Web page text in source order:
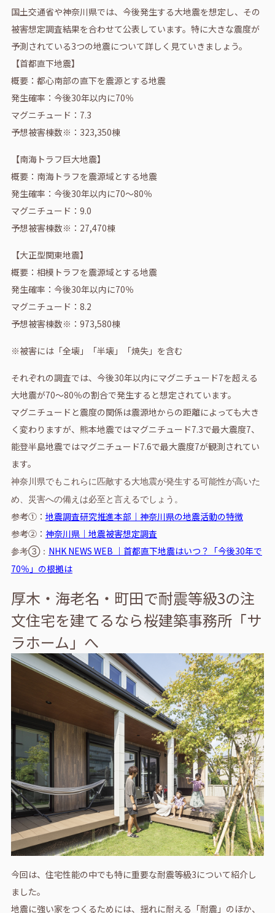
国土交通省や神奈川県では、今後発生する大地震を想定し、その
被害想定調査結果を合わせて公表しています。特に大きな震度が
予測されている3つの地震について詳しく見ていきましょう。
【首都直下地震】
概要：都心南部の直下を震源とする地震
発生確率：今後30年以内に70％
マグニチュード：7.3
予想被害棟数※：323,350棟
【南海トラフ巨大地震】
概要：南海トラフを震源域とする地震
発生確率：今後30年以内に70～80％
マグニチュード：9.0
予想被害棟数※：27,470棟
【大正型関東地震】
概要：相模トラフを震源域とする地震
発生確率：今後30年以内に70％
マグニチュード：8.2
予想被害棟数※：973,580棟
※被害には「全壊」「半壊」「焼失」を含む
それぞれの調査では、今後30年以内にマグニチュード7を超える
大地震が70～80％の割合で発生すると想定されています。
マグニチュードと震度の関係は震源地からの距離によっても大き
く変わりますが、熊本地震ではマグニチュード7.3で最大震度7、
能登半島地震ではマグニチュード7.6で最大震度7が観測されてい
ます。
神奈川県でもこれらに匹敵する大地震が発生する可能性が高いた
め、災害への備えは必至と言えるでしょう。
参考①： 地震調査研究推進本部｜神奈川県の地震活動の特徴
参考②： 神奈川県｜地震被害想定調査
参考③： NHK NEWS WEB ｜首都直下地震はいつ？「今後30年で
70％」の根拠は
厚木・海老名・町田で耐震等級3の注
文住宅を建てるなら桜建築事務所「サ
ラホーム」へ
今回は、住宅性能の中でも特に重要な耐震等級3について紹介し
ました。
地震に強い家をつくるためには、揺れに耐える「耐震」のほか、